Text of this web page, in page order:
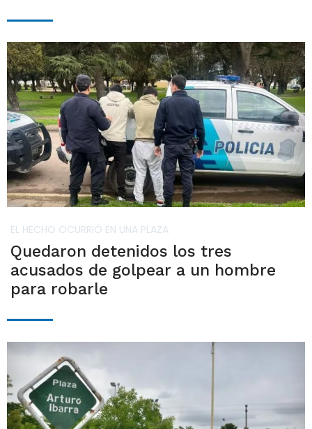
EL HECHO OCURRIÓ EN UNA PLAZA
Quedaron detenidos los tres
acusados de golpear a un hombre
para robarle